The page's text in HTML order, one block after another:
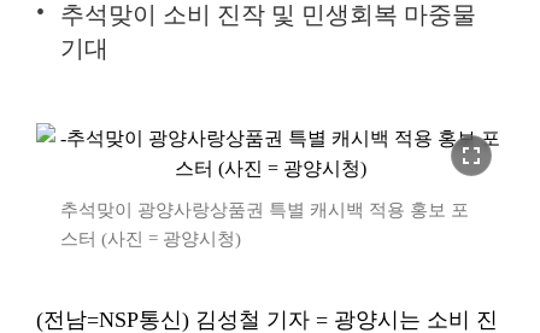
추석맞이 소비 진작 및 민생회복 마중물
기대
fullscreen
추석맞이 광양사랑상품권 특별 캐시백 적용 홍보 포
스터 (사진 = 광양시청)
(전남=NSP통신) 김성철 기자 = 광양시는 소비 진